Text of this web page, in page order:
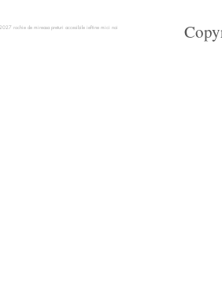
rochie de mireasa preturi accesibile ieftine mici noi